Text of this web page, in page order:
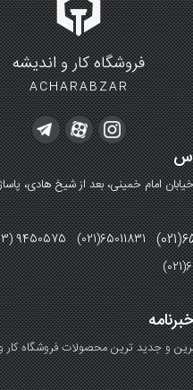
فروشگاه کار و اندیشه
ACHARABZAR
امام خمینی، بعد از شیخ هادی،
9450575 (021)65011831
و جدید ترین محصولات فروشگاه کار